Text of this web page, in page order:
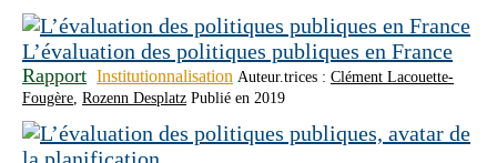
L’évaluation des politiques publiques en France
Rapport Institutionnalisation Auteur.trices : Clément Lacouette-
Fougère, Rozenn Desplatz Publié en 2019